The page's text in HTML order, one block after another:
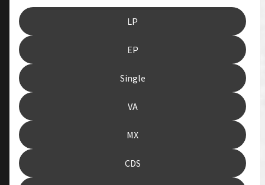
LP
EP
Single
VA
MX
CDS